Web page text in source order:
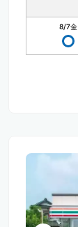
8/7金